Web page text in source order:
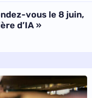
vous le 8 juin,
d’IA »